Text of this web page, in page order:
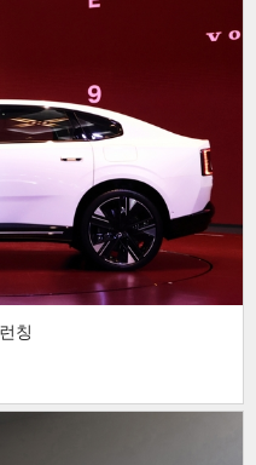
칭